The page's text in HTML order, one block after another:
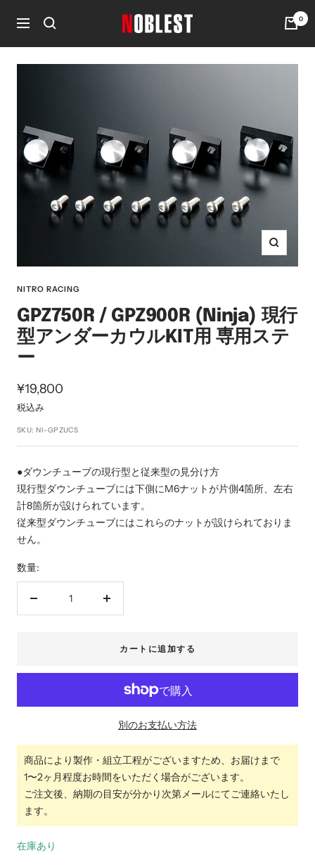
ナ
ン
noblest
0
ズ
ー
ン
NITRO RACING
GPZ750R / GPZ900R (Ninja) 現行
型アンダーカウルKIT用 専用ステ
ー
セ
ー
ル
価
格
¥19,800
税込み
SKU: NI-GPZUCS
●ダウンチューブの現行型と従来型の見分け方
現行型ダウンチューブには下側にM6ナットが片側4箇所、左右
計8箇所が設けられています。
従来型ダウンチューブにはこれらのナットが設けられておりま
せん。
数量:
ら
数
や
カートに追加する
別のお支払い方法
商品により製作・組立工程がございますため、お届けまで
1〜2ヶ月程度お時間をいただく場合がございます。
ご注文後、納期の目安が分かり次第メールにてご連絡いたし
ます。
在庫あり